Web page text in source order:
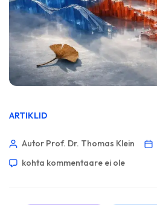
ARTIKLID
Autor Prof. Dr. Thomas Klein
kohta kommentaare ei ole